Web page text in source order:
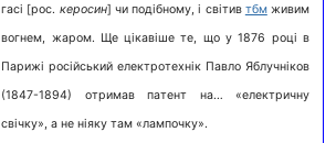
гасі [рос. керосин] чи подібному, і світив тбмживим
вогнем, жаром. Ще цікавіше те, що у 1876 році в
Парижі російський електротехнік Павло Яблучніков
(1847-1894) отримав патент на… «електричну
свічку», а не ніяку там «лампочку».